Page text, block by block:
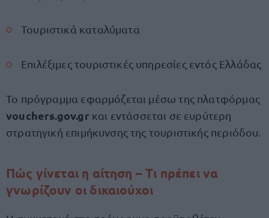
Τουριστικά καταλύματα
Επιλέξιμες τουριστικές υπηρεσίες εντός Ελλάδας
Το πρόγραμμα εφαρμόζεται μέσω της πλατφόρμας
vouchers.gov.gr και εντάσσεται σε ευρύτερη
στρατηγική επιμήκυνσης της τουριστικής περιόδου.
Πώς γίνεται η αίτηση – Τι πρέπει να
γνωρίζουν οι δικαιούχοι